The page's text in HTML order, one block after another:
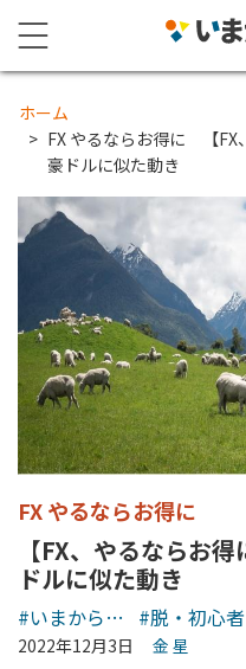
ホーム
FX やるならお得に 【FX
豪ドルに似た動き
FX やるならお得に
【FX、やるならお
ドルに似た動き
#いまから… #脱・初心者
2022年12月3日 金 星